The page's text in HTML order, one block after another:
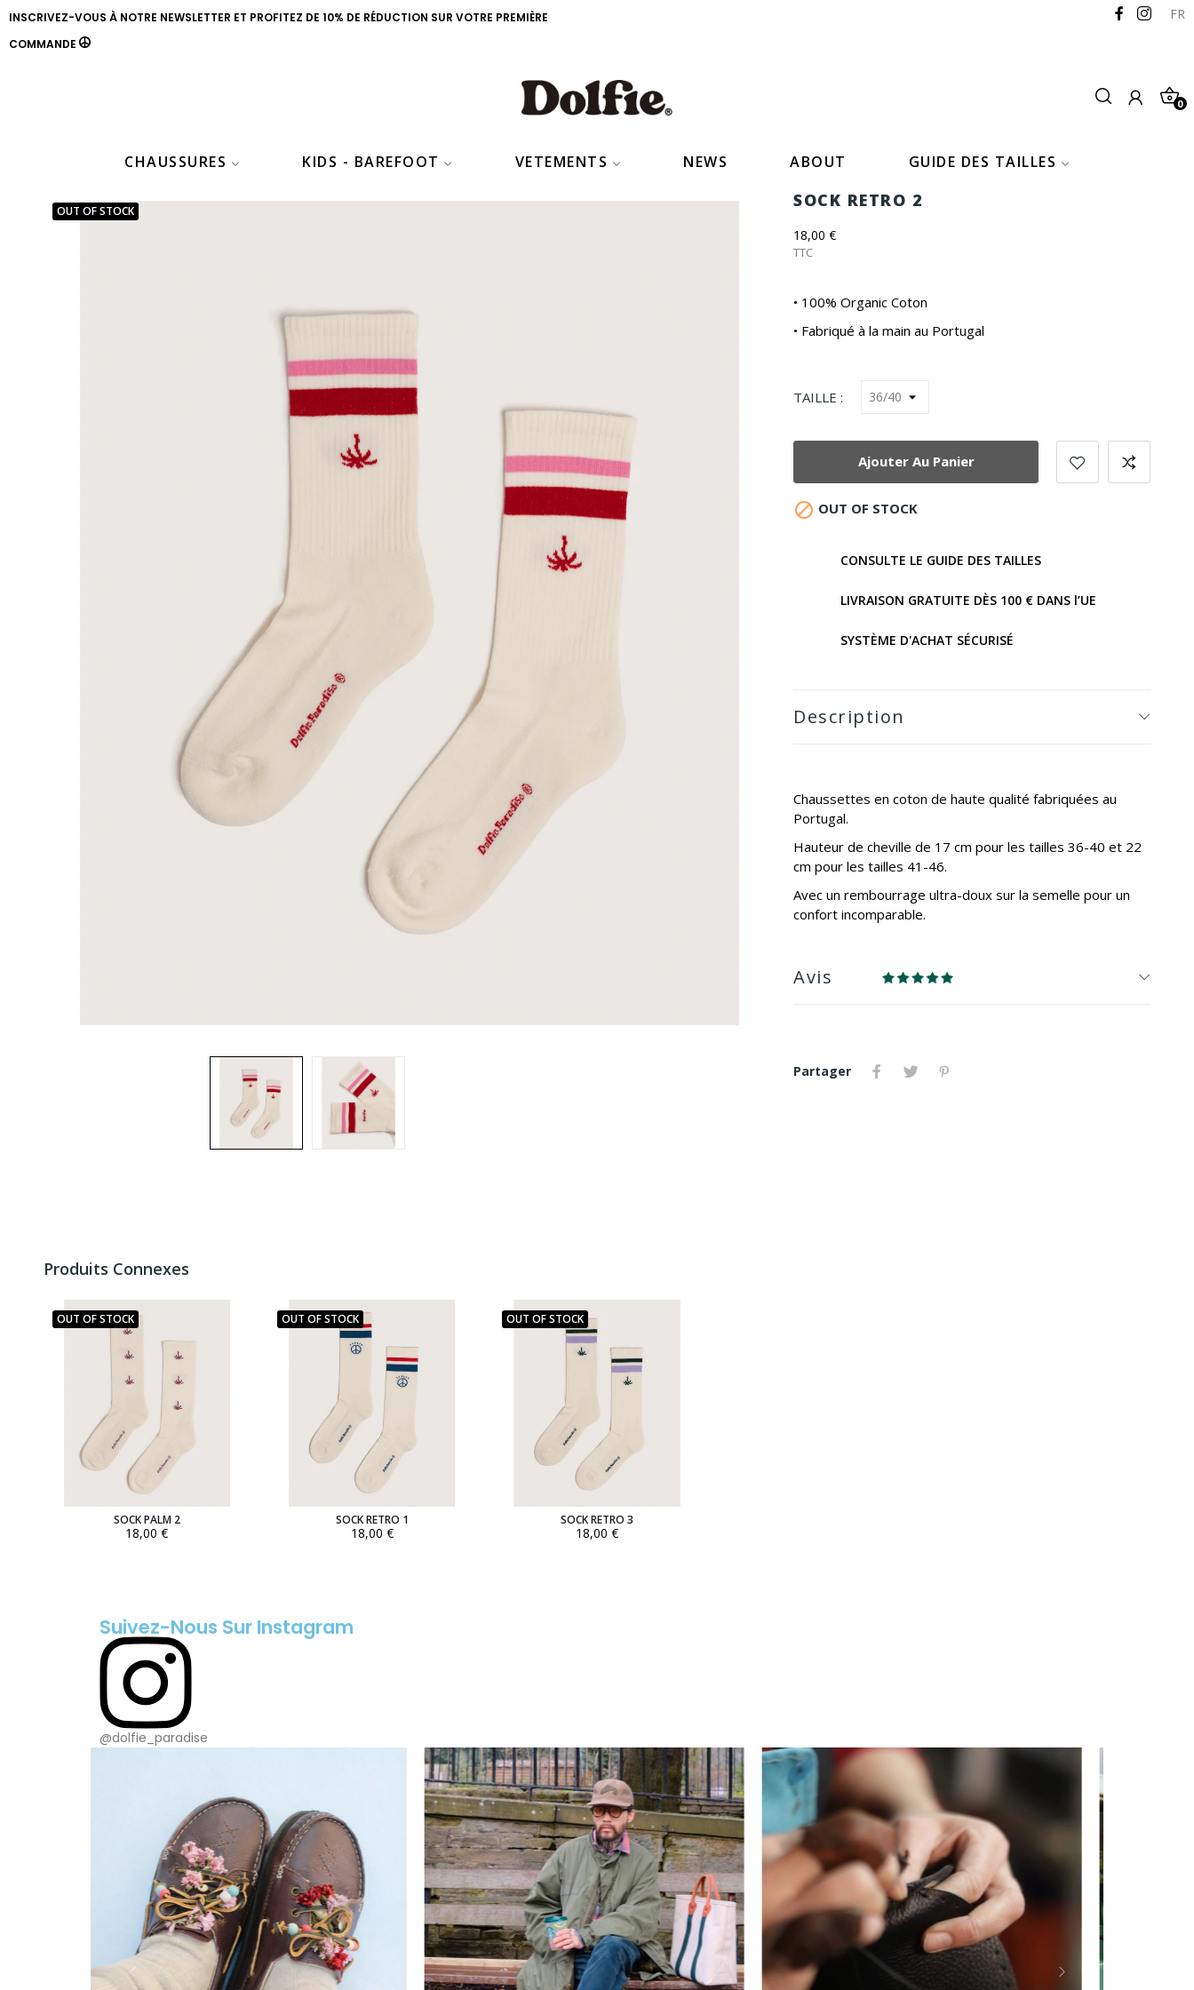
INSCRIVEZ-VOUS À NOTRE NEWSLETTER ET PROFITEZ DE 10% DE RÉDUCTION SUR VOTRE PREMIÈRE
COMMANDE
FR
0
CHAUSSURES KIDS - BAREFOOT VETEMENTS NEWS ABOUT GUIDE DES TAILLES
OUT OF STOCK
SOCK RETRO 2
18,00 €
TTC
• 100% Organic Coton
• Fabriqué à la main au Portugal
TAILLE :
Ajouter Au Panier
 OUT OF STOCK
CONSULTE LE GUIDE DES TAILLES
LIVRAISON GRATUITE DÈS 100 € DANS l’UE
SYSTÈME D'ACHAT SÉCURISÉ
Description
Chaussettes en coton de haute qualité fabriquées au
Portugal.
Hauteur de cheville de 17 cm pour les tailles 36-40 et 22
cm pour les tailles 41-46.
Avec un rembourrage ultra-doux sur la semelle pour un
confort incomparable.
Avis
Partager
Produits Connexes
OUT OF STOCK
SOCK PALM 2
18,00 €
OUT OF STOCK
SOCK RETRO 1
18,00 €
OUT OF STOCK
SOCK RETRO 3
18,00 €
Suivez-Nous Sur Instagram
@dolfie_paradise